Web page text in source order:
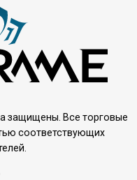
защищены. Все торговые
соответствующих